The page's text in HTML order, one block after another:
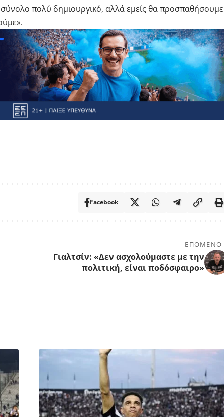
πολύ δημιουργικό, αλλά εμείς θα προσπαθήσουμε
Facebook
ΕΠΟΜΕΝΟ
Γιαλτσίν: «Δεν ασχολούμαστε με την
πολιτική, είναι ποδόσφαιρο»